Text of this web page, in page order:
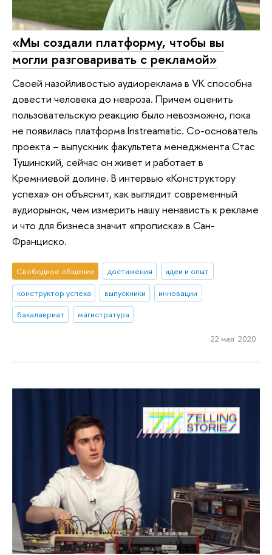
«Мы создали платформу, чтобы вы
могли разговаривать с рекламой»
Своей назойливостью аудиореклама в VK способна
довести человека до невроза. Причем оценить
пользовательскую реакцию было невозможно, пока
не появилась платформа Instreamatic. Со-основатель
проекта – выпускник факультета менеджмента Стас
Тушинский, сейчас он живет и работает в
Кремниевой долине. В интервью «Конструктору
успеха» он объяснит, как выглядит современный
аудиорынок, чем измерить нашу ненависть к рекламе
и что для бизнеса значит «прописка» в Сан-
Франциско.
Свободное общение достижения
идеи и опыт
конструктор успеха
выпускники
инновации
бакалавриат
магистратура
22 мая 2020